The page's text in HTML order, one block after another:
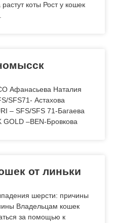
коты Рост у кошек
Афанасьева Наталия
SFS71- Астахова
– SFS/SFS 71-Багаева
–BEN-Бровкова
от линьки
шерсти: причины
Владельцам кошек
за помощью к